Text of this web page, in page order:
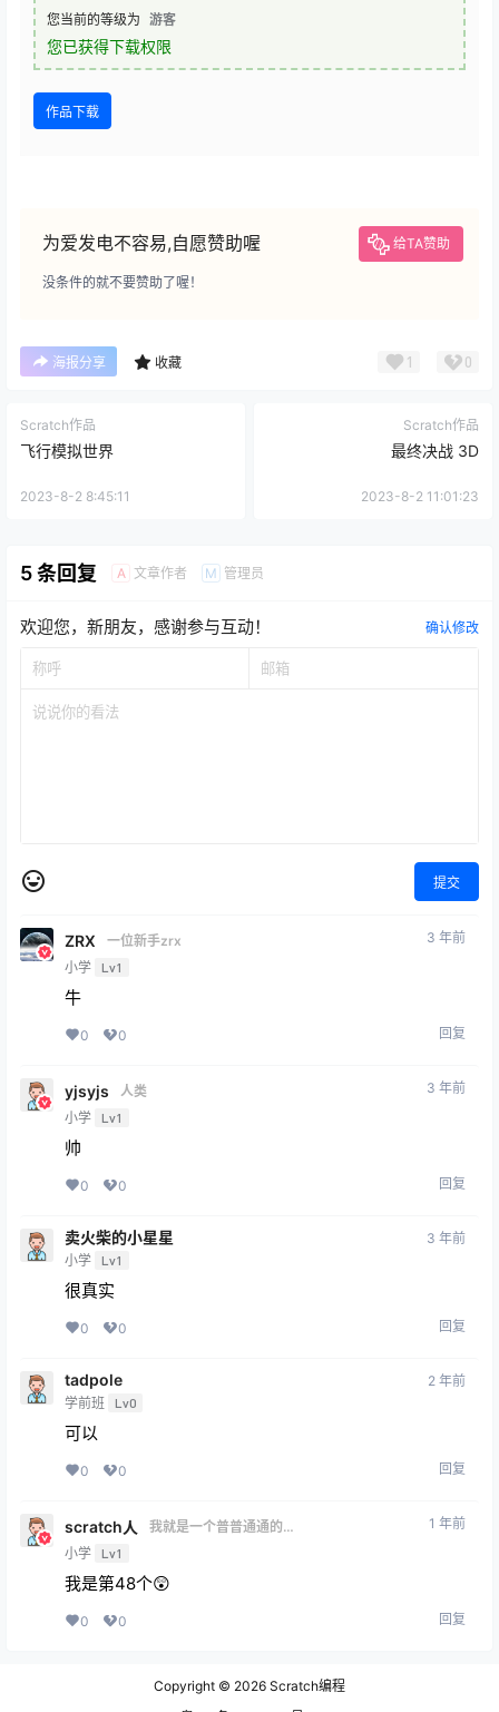
您当前的等级为 游客
您已获得下载权限
作品下载
为爱发电不容易,自愿赞助喔 给TA赞助
没条件的就不要赞助了喔！
海报分享 收藏 1 0
Scratch作品
飞行模拟世界
2023-8-2 8:45:11
Scratch作品
最终决战 3D
2023-8-2 11:01:23
5 条回复 A 文章作者 M 管理员
欢迎您，新朋友，感谢参与互动！ 确认修改
提交
ZRX
一位新手zrx
小学 Lv1
3 年前
牛
0 0 回复
yjsyjs
人类
小学 Lv1
3 年前
帅
0 0 回复
卖火柴的小星星
小学 Lv1
3 年前
很真实
0 0 回复
tadpole
学前班 Lv0
2 年前
可以
0 0 回复
scratch人
我就是一个普普通通的
小学 Lv1
1 年前
我是第48个😲
0 0 回复
Copyright © 2026 Scratch编程